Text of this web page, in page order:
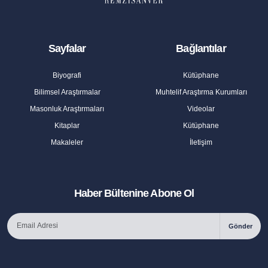
Sayfalar
Biyografi
Bilimsel Araştırmalar
Masonluk Araştırmaları
Kitaplar
Makaleler
Bağlantılar
Kütüphane
Muhtelif Araştırma Kurumları
Videolar
Kütüphane
İletişim
Haber Bültenine Abone Ol
Gönder